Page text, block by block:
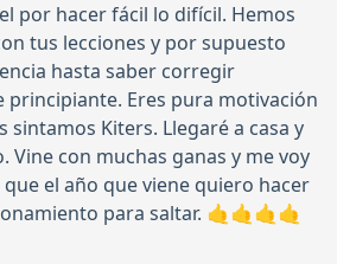
por hacer fácil lo difícil. Hemos
tus lecciones y por supuesto
hasta saber corregir
principiante. Eres pura motivación
sintamos Kiters. Llegaré a casa y
Vine con muchas ganas y me voy
el año que viene quiero hacer
para saltar. 🤙🤙🤙🤙